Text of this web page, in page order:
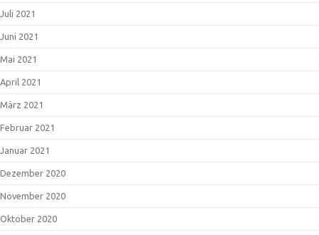
Juli 2021
Juni 2021
Mai 2021
April 2021
März 2021
Februar 2021
Januar 2021
Dezember 2020
November 2020
Oktober 2020